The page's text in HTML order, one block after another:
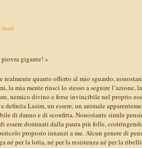
gigante! »
realmente quanto offerto al mio sguardo,
la mia mente riuscì lo stesso a seguire l’azione,
nemico divino e forse invincibile nel proprio
definita Lasim, un essere, un animale
di danno e di sconfitta. Nonostante simile
essere dominati dalla paura più folle,
proposto innanzi a me. Alcun genere di
né per la lotta, né per la resistenza né per la